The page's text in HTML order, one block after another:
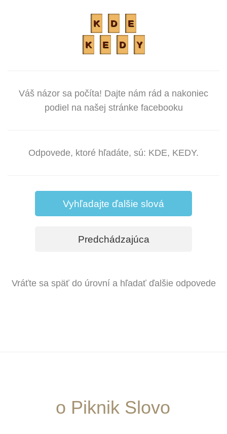
K D E
K E D Y
Váš názor sa počíta! Dajte nám rád a nakoniec
podiel na našej stránke facebooku
Odpovede, ktoré hľadáte, sú: KDE, KEDY.
Vyhľadajte ďalšie slová
Predchádzajúca
Vráťte sa späť do úrovní a hľadať ďalšie odpovede
o Piknik Slovo